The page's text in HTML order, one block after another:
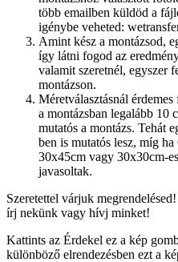
több emailben küldöd a
igénybe veheted:
Amint kész a montázsod,
így látni fogod az
valamit szeretnél, egyszer
montázson.
Méretválasztásnál
a montázsban legalább 10
mutatós a montázs. Tehát
ben is mutatós lesz, míg
30x45cm vagy 30x30cm-
javasoltak.
Szeretettel várjuk
írj nekünk vagy hívj minket!
Kattints az Érdekel ez a kép
különböző elrendezésben ezt a